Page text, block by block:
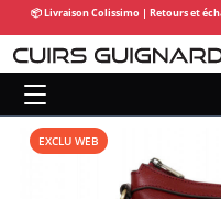
📦 Livraison Colissimo | Retours et
EXCLU WEB